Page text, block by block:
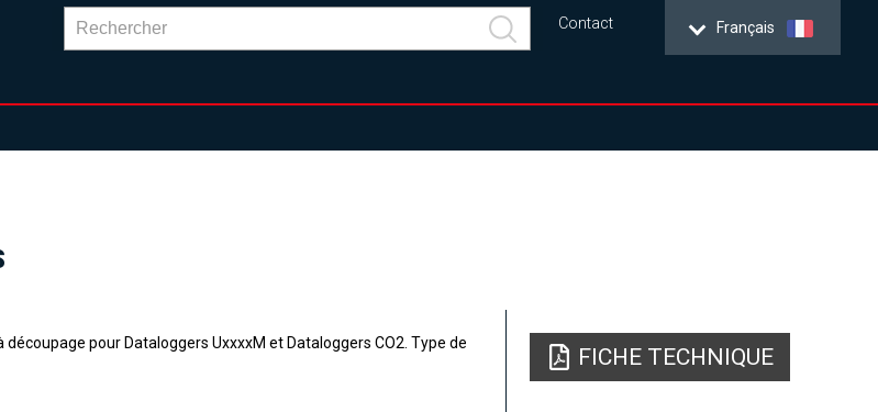
Français
Contact
découpage pour Dataloggers UxxxxM et Dataloggers CO2. Type de
FICHE TECHNIQUE